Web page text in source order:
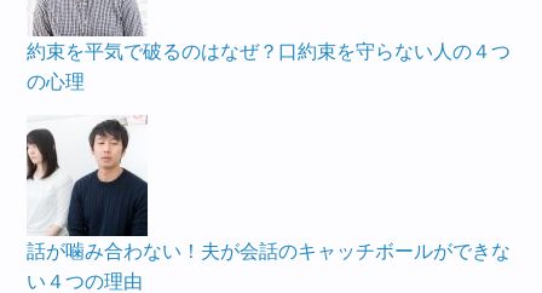
約束を平気で破るのはなぜ？口約束を守らない人の４つ
の心理
話が噛み合わない！夫が会話のキャッチボールができな
い４つの理由